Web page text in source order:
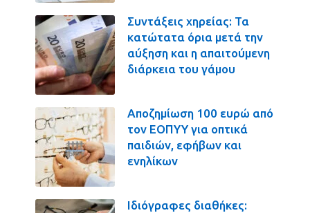
Συντάξεις χηρείας: Τα
κατώτατα όρια μετά την
αύξηση και η απαιτούμενη
διάρκεια του γάμου
Αποζημίωση 100 ευρώ από
τον ΕΟΠΥΥ για οπτικά
παιδιών, εφήβων και
ενηλίκων
Ιδιόγραφες διαθήκες: